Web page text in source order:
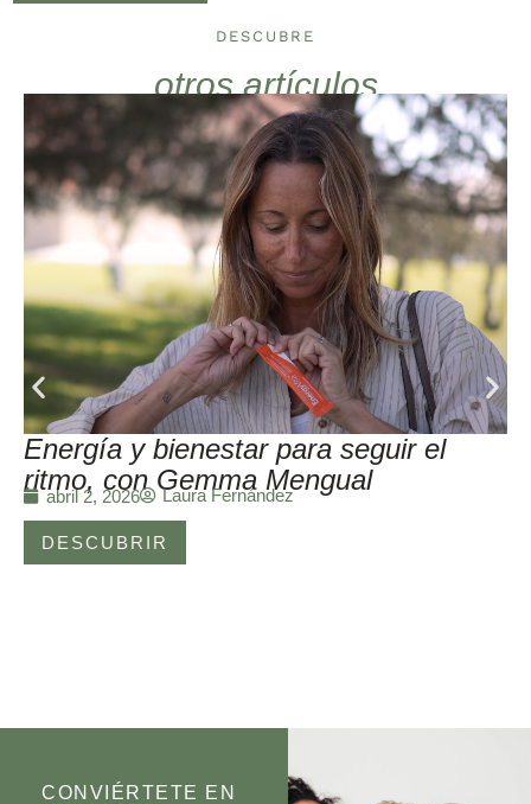
DESCUBRE
otros artículos
Energía y bienestar para seguir el
ritmo, con Gemma Mengual
abril 2, 2026 Laura Fernández
DESCUBRIR
CONVIÉRTETE EN